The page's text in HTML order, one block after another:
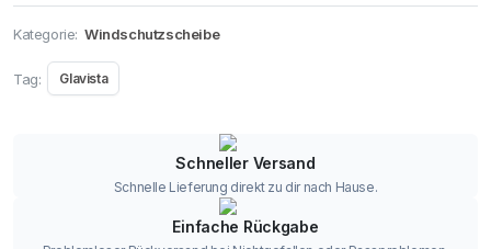
Kategorie: Windschutzscheibe
Tag: Glavista
Schneller Versand
Schnelle Lieferung direkt zu dir nach Hause.
Einfache Rückgabe